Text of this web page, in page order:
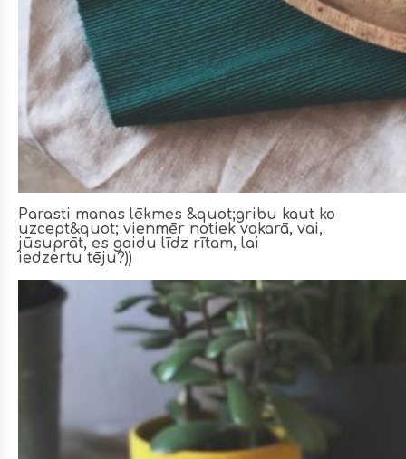
Parasti manas lēkmes &quot;gribu kaut ko
uzcept&quot; vienmēr notiek vakarā, vai,
jūsuprāt, es gaidu līdz rītam, lai
iedzertu tēju?))